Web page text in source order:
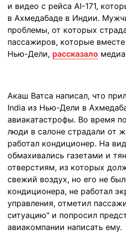
и видео с рейса AI-171,
в Ахмедабаде в Индии.
проблемы, от которых
пассажиров, которые
Нью-Дели, рассказало
Акаш Ватса написал, что
India из Нью-Дели в
авиакатастрофы. Во время
люди в салоне страдали от
работал кондиционер. На
обмахивались газетами и
отверстиям, из которых
свежий воздух, но его не
кондиционера, не работал
управления, отметил
ситуацию" и попросил
авиакомпании написать ему.